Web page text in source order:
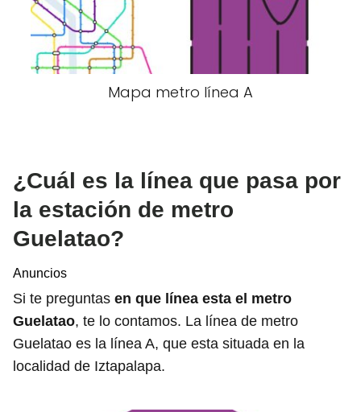
Mapa metro línea A
¿Cuál es la línea que pasa por
la estación de metro
Guelatao?
Anuncios
Si te preguntas en que línea esta el metro
Guelatao, te lo contamos. La línea de metro
Guelatao es la línea A, que esta situada en la
localidad de Iztapalapa.